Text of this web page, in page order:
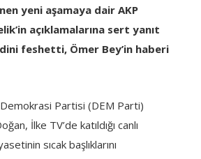
yeni aşamaya dair AKP
açıklamalarına sert yanıt
feshetti, Ömer Bey’in haberi
Partisi (DEM Parti)
İlke TV’de katıldığı canlı
sıcak başlıklarını